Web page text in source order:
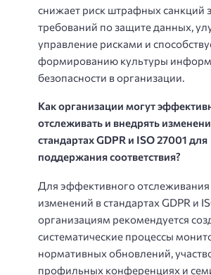
снижает риск штрафных санкций
требований по защите данных,
управление рисками и
формированию культуры
безопасности в организации.
Как организации могут
отслеживать и внедрять
стандартах GDPR и ISO 27001 для
поддержания соответствия?
Для эффективного
изменений в стандартах GDPR и
организациям рекомендуется
систематические процессы
нормативных обновлений,
профильных конференциях и